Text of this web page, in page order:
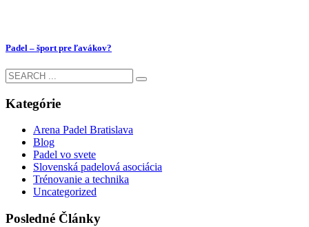
Padel – šport pre ľavákov?
Kategórie
Arena Padel Bratislava
Blog
Padel vo svete
Slovenská padelová asociácia
Trénovanie a technika
Uncategorized
Posledné Články